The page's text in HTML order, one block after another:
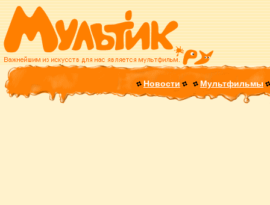
Новости Мультфильмы